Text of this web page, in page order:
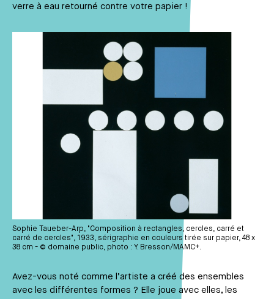
verre à eau retourné contre votre papier !
Sophie Taueber-Arp, "Composition à rectangles, cercles, carré et
carré de cercles", 1933, sérigraphie en couleurs tirée sur papier, 48 x
38 cm - © domaine public, photo : Y. Bresson/MAMC+.
Avez-vous noté comme l’artiste a créé des ensembles
avec les différentes formes ? Elle joue avec elles, les